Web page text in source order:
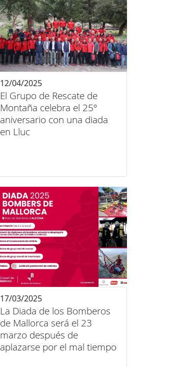
El Grupo de Rescate de
Montaña celebra el 25º
aniversario con una diada
en Lluc
12/04/2025
La Diada de los Bomberos
de Mallorca será el 23
marzo después de
aplazarse por el mal tiempo
17/03/2025